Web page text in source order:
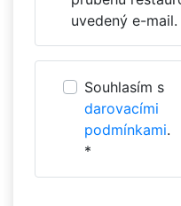
uvedený e-mail.
Souhlasím s
darovacími
podmínkami.
*